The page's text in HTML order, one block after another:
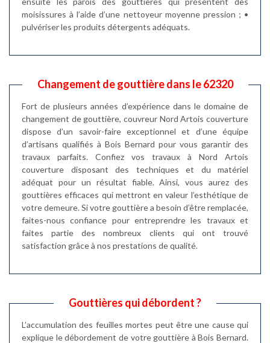
moisissures à l’aide d’une nettoyeur moyenne pression ; •
pulvériser les produits détergents adéquats.
Changement de gouttière dans le 62320
Fort de plusieurs années d’expérience dans le domaine de
changement de gouttière, couvreur Nord Artois couverture
dispose d’un savoir-faire exceptionnel et d’une équipe
d’artisans qualifiés à Bois Bernard pour vous garantir des
travaux parfaits. Confiez vos travaux à Nord Artois
couverture disposant des techniques et du matériel
adéquat pour un résultat fiable. Ainsi, vous aurez des
gouttières efficaces qui mettront en valeur l’esthétique de
votre demeure. Si votre gouttière a besoin d’être remplacée,
faites-nous confiance pour entreprendre les travaux et
faites partie des nombreux clients qui ont trouvé
satisfaction grâce à nos prestations de qualité.
Gouttières qui débordent ?
L’accumulation des feuilles mortes peut être une cause qui
explique le débordement de votre gouttière à Bois Bernard.